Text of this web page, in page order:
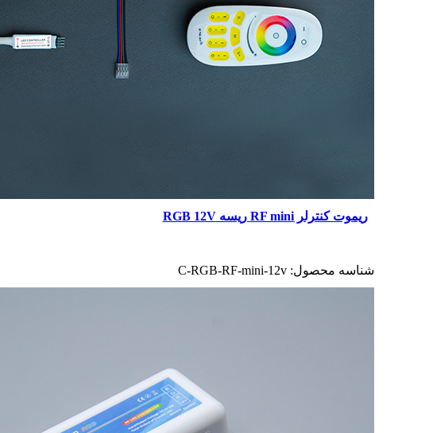
ریموت کنترلر RF mini ریسه RGB 12V
شناسه محصول:C-RGB-RF-mini-12v